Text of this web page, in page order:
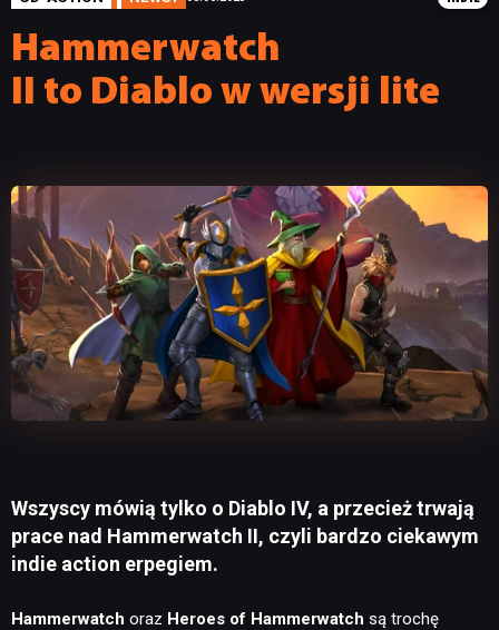
Hammerwatch
II to Diablo w wersji lite
Wszyscy mówią tylko o Diablo IV, a przecież trwają
prace nad Hammerwatch II, czyli bardzo ciekawym
indie action erpegiem.
Hammerwatch oraz Heroes of Hammerwatch są trochę